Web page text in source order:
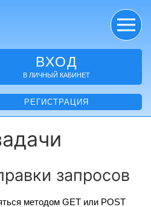
ВХОД
В ЛИЧНЫЙ КАБИНЕТ
РЕГИСТРАЦИЯ
запросов
методом GET или POST